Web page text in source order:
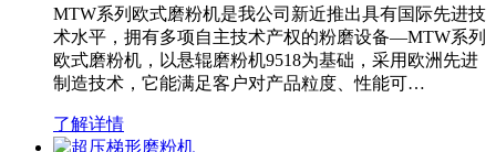
MTW系列欧式磨粉机是我公司新近推出具有国际先进技
术水平，拥有多项自主技术产权的粉磨设备—MTW系列
欧式磨粉机，以悬辊磨粉机9518为基础，采用欧洲先进
制造技术，它能满足客户对产品粒度、性能可…
了解详情